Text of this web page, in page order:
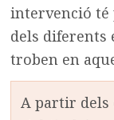
intervenció té
dels diferents
troben en
A partir dels